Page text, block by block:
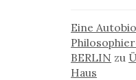
Eine
BERLIN zu
Haus